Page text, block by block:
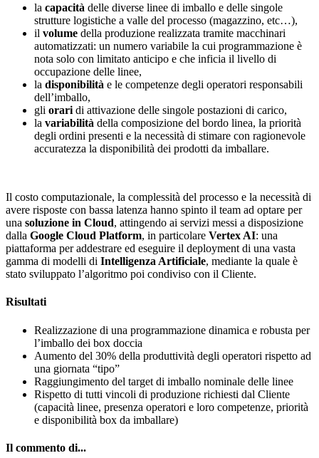
la capacità delle diverse linee di imballo e delle singole
strutture logistiche a valle del processo (magazzino, etc…),
il volume della produzione realizzata tramite macchinari
automatizzati: un numero variabile la cui programmazione è
nota solo con limitato anticipo e che inficia il livello di
occupazione delle linee,
la disponibilità e le competenze degli operatori responsabili
dell’imballo,
gli orari di attivazione delle singole postazioni di carico,
la variabilità della composizione del bordo linea, la priorità
degli ordini presenti e la necessità di stimare con ragionevole
accuratezza la disponibilità dei prodotti da imballare.
Il costo computazionale, la complessità del processo e la necessità di
avere risposte con bassa latenza hanno spinto il team ad optare per
una soluzione in Cloud, attingendo ai servizi messi a disposizione
dalla Google Cloud Platform, in particolare Vertex AI: una
piattaforma per addestrare ed eseguire il deployment di una vasta
gamma di modelli di Intelligenza Artificiale, mediante la quale è
stato sviluppato l’algoritmo poi condiviso con il Cliente.
Risultati
Realizzazione di una programmazione dinamica e robusta per
l’imballo dei box doccia
Aumento del 30% della produttività degli operatori rispetto ad
una giornata “tipo”
Raggiungimento del target di imballo nominale delle linee
Rispetto di tutti vincoli di produzione richiesti dal Cliente
(capacità linee, presenza operatori e loro competenze, priorità
e disponibilità box da imballare)
Il commento di...